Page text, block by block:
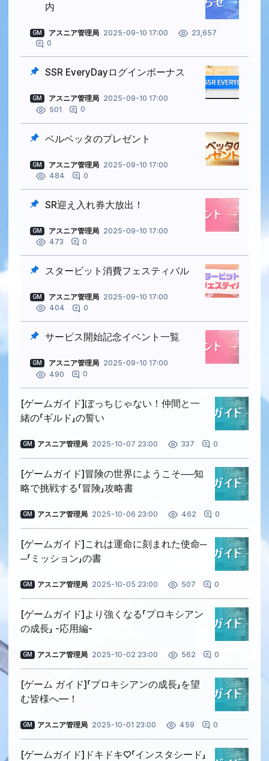
内
GM アスニア管理局 2025-09-10 17:00
23,657
0
SSR EveryDayログインボーナス
GM アスニア管理局 2025-09-10 17:00
501
0
ベルベッタのプレゼント
GM アスニア管理局 2025-09-10 17:00
484
0
SR迎え入れ券大放出！
GM アスニア管理局 2025-09-10 17:00
473
0
スタービット消費フェスティバル
GM アスニア管理局 2025-09-10 17:00
404
0
サービス開始記念イベント一覧
GM アスニア管理局 2025-09-10 17:00
490
0
[ゲームガイド]ぼっちじゃない！仲間と一
緒の「ギルド」の誓い
GM アスニア管理局 2025-10-07 23:00 337 0
[ゲームガイド]冒険の世界にようこそ──知
略で挑戦する「冒険」攻略書
GM アスニア管理局 2025-10-06 23:00 462 0
[ゲームガイド]これは運命に刻まれた使命─
─「ミッション」の書
GM アスニア管理局 2025-10-05 23:00 507 0
[ゲームガイド]より強くなる「プロキシアン
の成長」 -応用編-
GM アスニア管理局 2025-10-02 23:00 562 0
[ゲーム ガイド]「プロキシアンの成長」を望
む皆様へ―！
GM アスニア管理局 2025-10-01 23:00 459 0
[ゲームガイド]ドキドキ♡「インスタシード」